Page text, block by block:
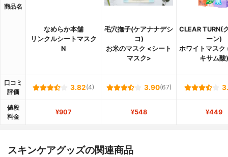
商品名
なめらか本舗
リンクルシートマスク
N
毛穴撫子(ケアナナデシ
コ)
お米のマスク <シート
マスク>
CLEAR TURN(
ーン)
ホワイトマスク
キサム酸)
口コミ
評価
3.82(4) 3.90(67)
値段
料金
¥907 ¥548 ¥449
スキンケアグッズの関連商品